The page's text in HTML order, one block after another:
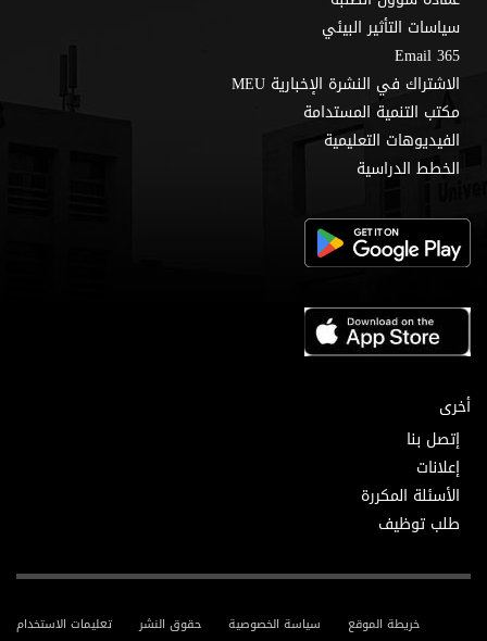
سياسات التأثير البيئي
Email 365
الاشتراك في النشرة الإخبارية MEU
مكتب التنمية المستدامة
الفيديوهات التعليمية
الخطط الدراسية
أخرى
إتصل بنا
إعلانات
الأسئلة المكررة
طلب توظيف
تعليمات الاستخدام حقوق النشر سياسة الخصوصية خريطة الموقع